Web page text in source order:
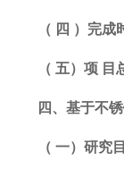
（ 四 ）完成
（ 五）项 目
四、基于不
（ 一）研究